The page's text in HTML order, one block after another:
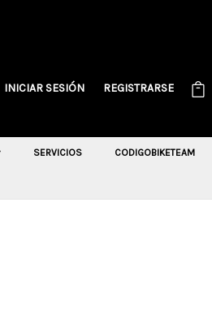
INICIAR SESIÓN REGISTRARSE
SERVICIOS CODIGOBIKETEAM